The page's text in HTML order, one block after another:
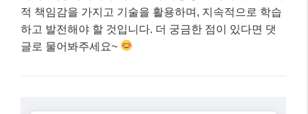
적 책임감을 가지고 기술을 활용하며, 지속적으로 학습
하고 발전해야 할 것입니다. 더 궁금한 점이 있다면 댓
글로 물어봐주세요~